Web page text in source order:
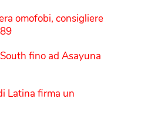
omofobi, consigliere
fino ad Asayuna
Latina firma un